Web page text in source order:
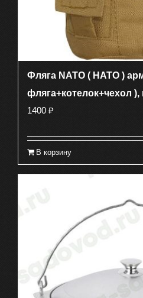
Фляга NATO ( НАТО )
фляга+котелок+чехол
1400 ₽
В корзину